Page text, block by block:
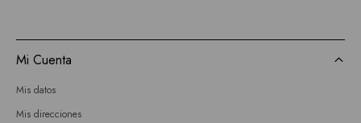
Mi Cuenta
Mis datos
Mis direcciones